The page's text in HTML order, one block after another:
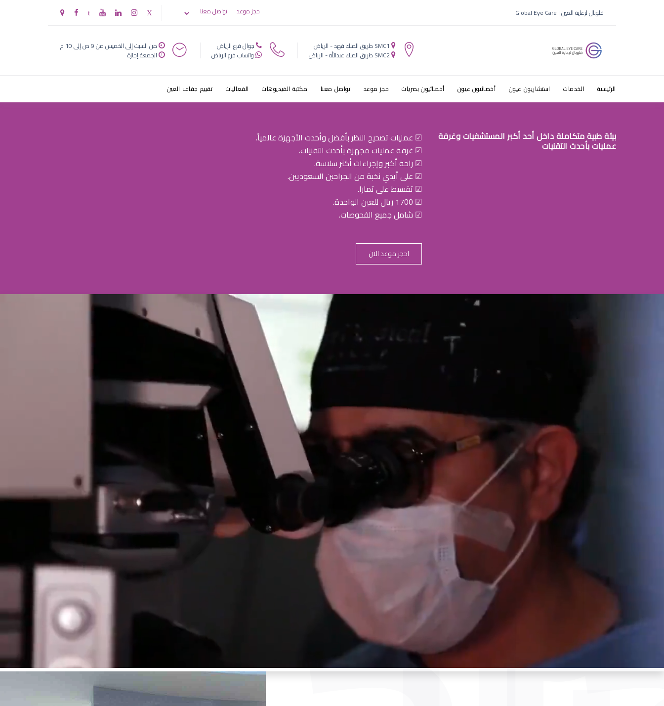
هل عدم لبس النظارة يزيد ضعف النظر
قلوبال لرعاية العين | Global Eye Care حجز موعد تواصل معنا
SMC1 طريق الملك فهد - الرياض
SMC2 طريق الملك عبدالله - الرياض
جوال فرع الرياض
واتساب فرع الرياض
من السبت إلى الخميس من 9 ص إلى 10 م
الجمعة إجازة
الرئيسية الخدمات استشاريون عيون أخصائيون عيون أخصائيون بصريات حجز موعد تواصل معنا مكتبة الفيديوهات الفعاليات تقييم جفاف العين
بيئة طبية متكاملة داخل أحد أكبر المستشفيات وغرفة
عمليات بأحدث التقنيات
☑ عمليات تصحيح النظر بأفضل وأحدث الأجهزة عالمياً.
☑ غرفة عمليات مجهزة بأحدث التقنيات.
☑ راحة أكبر وإجراءات أكثر سلاسة.
☑ على أيدي نخبة من الجراحين السعوديين.
☑ تقسيط على تمارا.
☑ 1700 ريال للعين الواحدة.
☑ شامل جميع الفحوصات.
احجز موعد الان